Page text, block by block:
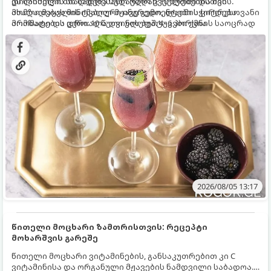
ახალი მაყვლის ტკბილ-მჟავე გემო, ლაიმის ციტრუსოვანი
არომატი და ცქრიალა ღვინის ბუშტუკები ქმნის საოცრად
დახვეწილ და მაგრილებელ კოქტეილს.
მომზადებას მინიმალური ინგრედიენტები სჭირდება.
მომზადების დრო: 10 წუთი ულუფა: 4–6 პორცია
2026/08/05 13:17
წითელი მოცხარი ზამთრისთვის: რეცეპტი
მოხარშვის გარეშე
წითელი მოცხარი ვიტამინების, განსაკუთრებით კი C
ვიტამინისა და ორგანული მჟავების ნამდვილი საბადოა.